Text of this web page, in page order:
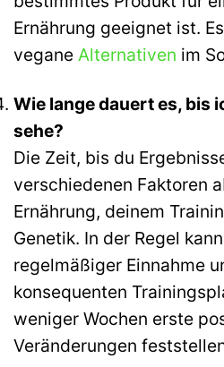
Ernährung geeignet ist.
vegane Alternativen im
Wie lange dauert es, bis
sehe?
Die Zeit, bis du
verschiedenen Faktoren
Ernährung, deinem
Genetik. In der Regel
regelmäßiger Einnahme
konsequenten
weniger Wochen erste
Veränderungen